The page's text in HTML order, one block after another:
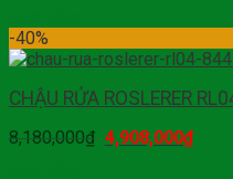
-40%
CHẬU RỬA ROSLERER
8,180,000₫ 4,908,000₫